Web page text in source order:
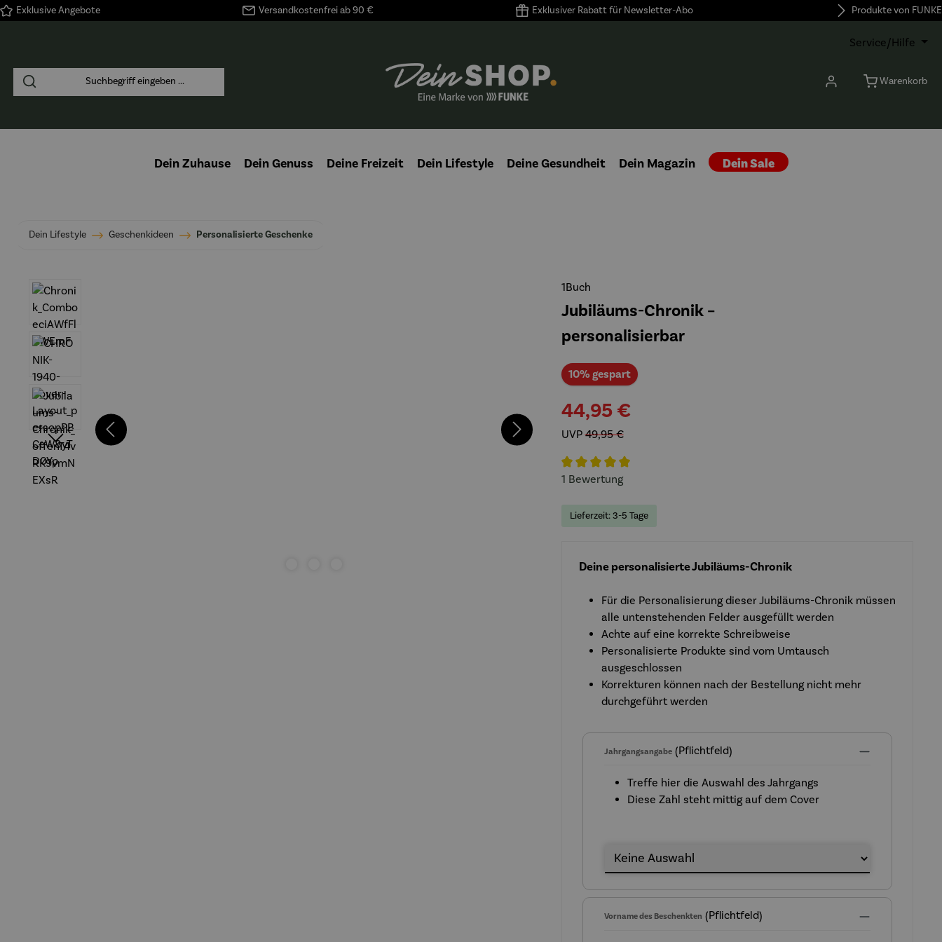
Zur Hauptnavigation springen
Exklusive Angebote Versandkostenfrei ab 90 € Exklusiver Rabatt für Newsletter-Abo Produkte von FUNKE
Service/Hilfe
Warenkorb
Dein Zuhause Dein Genuss Deine Freizeit Dein Lifestyle Deine Gesundheit Dein Magazin Dein Sale
Dein Lifestyle Geschenkideen Personalisierte Geschenke
Bildergalerie überspringen 1Buch
Jubiläums-Chronik –
personalisierbar
10% gespartRabatt
44,95 €
UVP49,95 €
Durchschnittliche Bewertung von 5 von 5 Sternen
1 Bewertung
Lieferzeit: 3-5 Tage
Deine personalisierte Jubiläums-Chronik
Für die Personalisierung dieser Jubiläums-Chronik müssen
alle untenstehenden Felder ausgefüllt werden
Achte auf eine korrekte Schreibweise
Personalisierte Produkte sind vom Umtausch
ausgeschlossen
Korrekturen können nach der Bestellung nicht mehr
durchgeführt werden
Jahrgangsangabe(Pflichtfeld)
Treffe hier die Auswahl des Jahrgangs
Diese Zahl steht mittig auf dem Cover
Jahrgangsangabe
Vorname des Beschenkten (Pflichtfeld)